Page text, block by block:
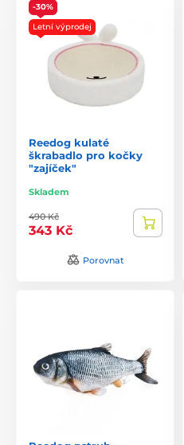
-30%
Letní výprodej
Reedog kulaté
škrabadlo pro kočky
"zajíček"
Skladem
490 Kč
343 Kč
Porovnat